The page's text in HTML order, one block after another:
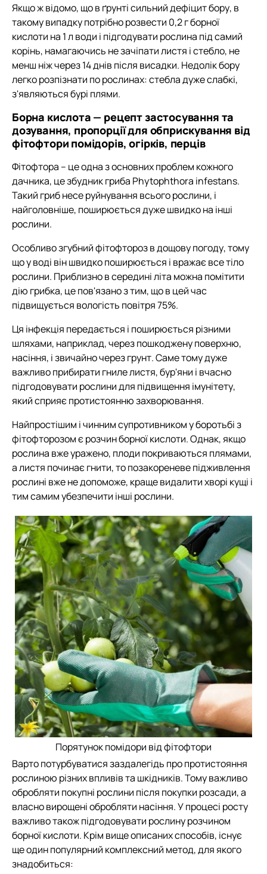
Якщо ж відомо, що в ґрунті сильний дефіцит бору, в
такому випадку потрібно розвести 0,2 г борної
кислоти на 1 л води і підгодувати рослина під самий
корінь, намагаючись не зачіпати листя і стебло, не
менш ніж через 14 днів після висадки. Недолік бору
легко розпізнати по рослинах: стебла дуже слабкі,
з'являються бурі плями.
Борна кислота — рецепт застосування та
дозування, пропорції для обприскування від
фітофтори помідорів, огірків, перців
Фітофтора – це одна з основних проблем кожного
дачника, це збудник гриба Phytophthora infestans.
Такий гриб несе руйнування всього рослини, і
найголовніше, поширюється дуже швидко на інші
рослини.
Особливо згубний фітофтороз в дощову погоду, тому
що у воді він швидко поширюється і вражає все тіло
рослини. Приблизно в середині літа можна помітити
дію грибка, це пов'язано з тим, що в цей час
підвищується вологість повітря 75%.
Ця інфекція передається і поширюється різними
шляхами, наприклад, через пошкоджену поверхню,
насіння, і звичайно через грунт. Саме тому дуже
важливо прибирати гниле листя, бур'яни і вчасно
підгодовувати рослини для підвищення імунітету,
який сприяє протистоянню захворювання.
Найпростішим і чинним супротивником у боротьбі з
фітофторозом є розчин борної кислоти. Однак, якщо
рослина вже уражено, плоди покриваються плямами,
а листя починає гнити, то позакореневе підживлення
рослині вже не допоможе, краще видалити хворі кущі і
тим самим убезпечити інші рослини.
Порятунок помідори від фітофтори
Варто потурбуватися заздалегідь про протистояння
рослиною різних впливів та шкідників. Тому важливо
обробляти покупні рослини після покупки розсади, а
власно вирощені обробляти насіння. У процесі росту
важливо також підгодовувати рослину розчином
борної кислоти. Крім вище описаних способів, існує
ще один популярний комплексний метод, для якого
знадобиться: